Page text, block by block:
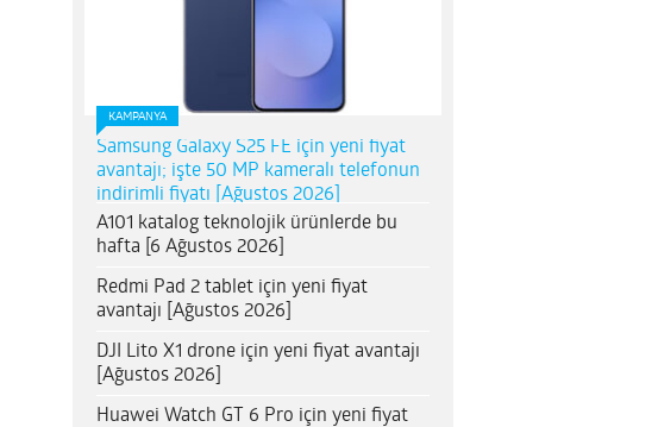
KAMPANYA
Samsung Galaxy S25 FE için yeni fiyat
avantajı; işte 50 MP kameralı telefonun
indirimli fiyatı [Ağustos 2026]
A101 katalog teknolojik ürünlerde bu
hafta [6 Ağustos 2026]
Redmi Pad 2 tablet için yeni fiyat
avantajı [Ağustos 2026]
DJI Lito X1 drone için yeni fiyat avantajı
[Ağustos 2026]
Huawei Watch GT 6 Pro için yeni fiyat